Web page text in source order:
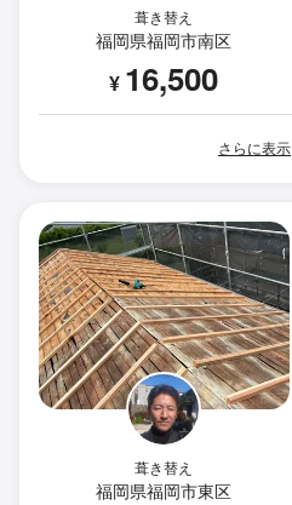
葺き替え
福岡県福岡市南区
¥ 16,500
さらに表示
葺き替え
福岡県福岡市東区